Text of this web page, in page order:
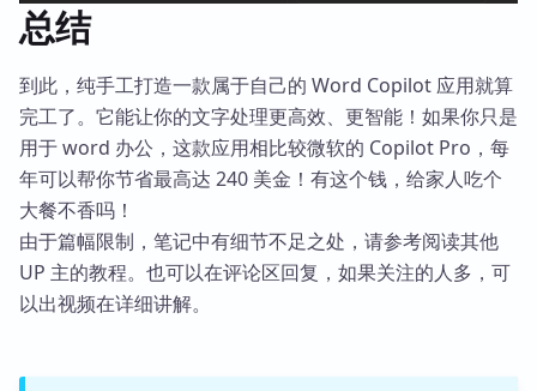
总结
到此，纯手工打造一款属于自己的 Word Copilot 应用就算
完工了。它能让你的文字处理更高效、更智能！如果你只是
用于 word 办公，这款应用相比较微软的 Copilot Pro，每
年可以帮你节省最高达 240 美金！有这个钱，给家人吃个
大餐不香吗！
由于篇幅限制，笔记中有细节不足之处，请参考阅读其他
UP 主的教程。也可以在评论区回复，如果关注的人多，可
以出视频在详细讲解。